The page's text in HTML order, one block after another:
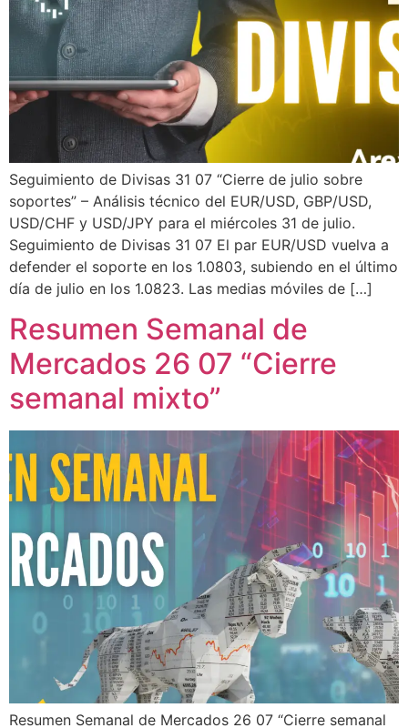
Seguimiento de Divisas 31 07 “Cierre de julio sobre
soportes” – Análisis técnico del EUR/USD, GBP/USD,
USD/CHF y USD/JPY para el miércoles 31 de julio.
Seguimiento de Divisas 31 07 El par EUR/USD vuelva a
defender el soporte en los 1.0803, subiendo en el último
día de julio en los 1.0823. Las medias móviles de […]
Resumen Semanal de
Mercados 26 07 “Cierre
semanal mixto”
Resumen Semanal de Mercados 26 07 “Cierre semanal